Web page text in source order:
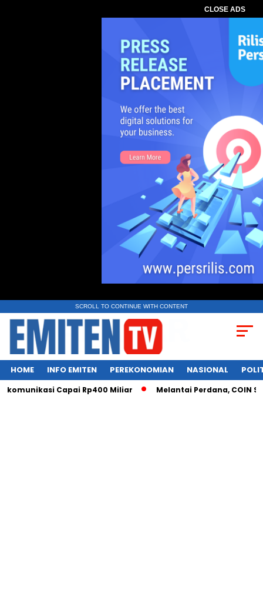
CLOSE ADS
SCROLL TO CONTINUE WITH CONTENT
HOME INFO EMITEN PEREKONOMIAN NASIONAL
Capai Rp400 Miliar Melantai Perdana, COIN